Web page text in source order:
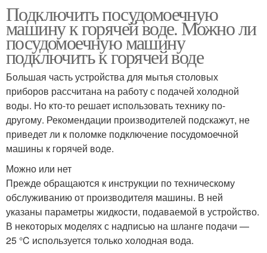
Подключить посудомоечную
машину к горячей воде. Можно ли
посудомоечную машину
подключить к горячей воде
Большая часть устройства для мытья столовых
приборов рассчитана на работу с подачей холодной
воды. Но кто-то решает использовать технику по-
другому. Рекомендации производителей подскажут, не
приведет ли к поломке подключение посудомоечной
машины к горячей воде.
Можно или нет
Прежде обращаются к инструкции по техническому
обслуживанию от производителя машины. В ней
указаны параметры жидкости, подаваемой в устройство.
В некоторых моделях с надписью на шланге подачи —
25 °C используется только холодная вода.